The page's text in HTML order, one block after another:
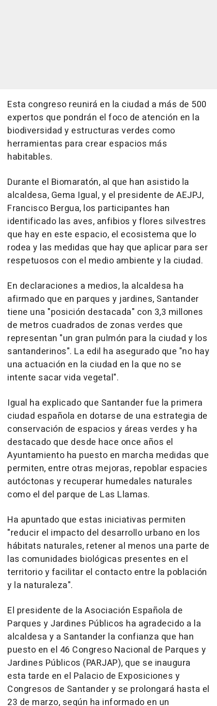
Esta congreso reunirá en la ciudad a más de 500
expertos que pondrán el foco de atención en la
biodiversidad y estructuras verdes como
herramientas para crear espacios más
habitables.
Durante el Biomaratón, al que han asistido la
alcaldesa, Gema Igual, y el presidente de AEJPJ,
Francisco Bergua, los participantes han
identificado las aves, anfibios y flores silvestres
que hay en este espacio, el ecosistema que lo
rodea y las medidas que hay que aplicar para ser
respetuosos con el medio ambiente y la ciudad.
En declaraciones a medios, la alcaldesa ha
afirmado que en parques y jardines, Santander
tiene una "posición destacada" con 3,3 millones
de metros cuadrados de zonas verdes que
representan "un gran pulmón para la ciudad y los
santanderinos". La edil ha asegurado que "no hay
una actuación en la ciudad en la que no se
intente sacar vida vegetal".
Igual ha explicado que Santander fue la primera
ciudad española en dotarse de una estrategia de
conservación de espacios y áreas verdes y ha
destacado que desde hace once años el
Ayuntamiento ha puesto en marcha medidas que
permiten, entre otras mejoras, repoblar espacies
autóctonas y recuperar humedales naturales
como el del parque de Las Llamas.
Ha apuntado que estas iniciativas permiten
"reducir el impacto del desarrollo urbano en los
hábitats naturales, retener al menos una parte de
las comunidades biológicas presentes en el
territorio y facilitar el contacto entre la población
y la naturaleza".
El presidente de la Asociación Española de
Parques y Jardines Públicos ha agradecido a la
alcaldesa y a Santander la confianza que han
puesto en el 46 Congreso Nacional de Parques y
Jardines Públicos (PARJAP), que se inaugura
esta tarde en el Palacio de Exposiciones y
Congresos de Santander y se prolongará hasta el
23 de marzo, según ha informado en un